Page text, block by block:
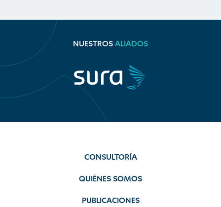
NUESTROS ALIADOS
CONSULTORÍA
QUIÉNES SOMOS
PUBLICACIONES